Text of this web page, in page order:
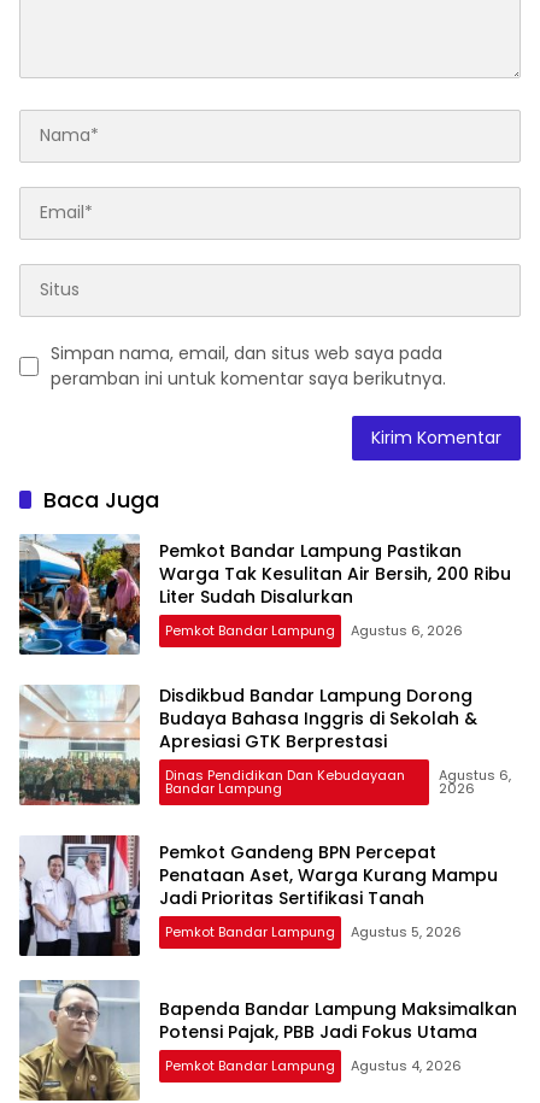
Simpan nama, email, dan situs web saya pada
peramban ini untuk komentar saya berikutnya.
Baca Juga
Pemkot Bandar Lampung Pastikan
Warga Tak Kesulitan Air Bersih, 200 Ribu
Liter Sudah Disalurkan
Pemkot Bandar Lampung Agustus 6, 2026
Disdikbud Bandar Lampung Dorong
Budaya Bahasa Inggris di Sekolah &
Apresiasi GTK Berprestasi
Dinas Pendidikan Dan Kebudayaan
Bandar Lampung
Agustus 6,
2026
Pemkot Gandeng BPN Percepat
Penataan Aset, Warga Kurang Mampu
Jadi Prioritas Sertifikasi Tanah
Pemkot Bandar Lampung Agustus 5, 2026
Bapenda Bandar Lampung Maksimalkan
Potensi Pajak, PBB Jadi Fokus Utama
Pemkot Bandar Lampung Agustus 4, 2026